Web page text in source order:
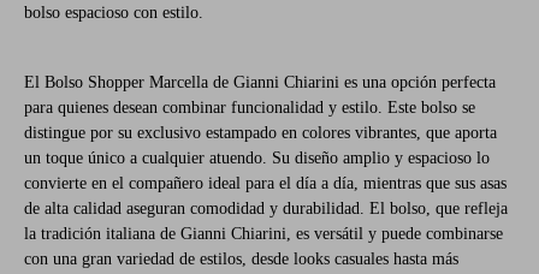
bolso espacioso con estilo.
El Bolso Shopper Marcella de Gianni Chiarini es una opción perfecta
para quienes desean combinar funcionalidad y estilo. Este bolso se
distingue por su exclusivo estampado en colores vibrantes, que aporta
un toque único a cualquier atuendo. Su diseño amplio y espacioso lo
convierte en el compañero ideal para el día a día, mientras que sus asas
de alta calidad aseguran comodidad y durabilidad. El bolso, que refleja
la tradición italiana de Gianni Chiarini, es versátil y puede combinarse
con una gran variedad de estilos, desde looks casuales hasta más